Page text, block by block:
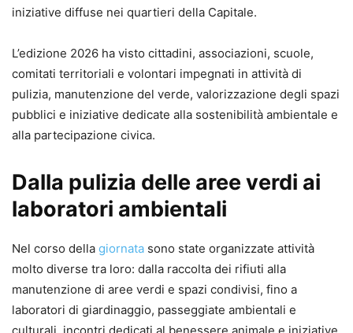
iniziative diffuse nei quartieri della Capitale.
L’edizione 2026 ha visto cittadini, associazioni, scuole,
comitati territoriali e volontari impegnati in attività di
pulizia, manutenzione del verde, valorizzazione degli spazi
pubblici e iniziative dedicate alla sostenibilità ambientale e
alla partecipazione civica.
Dalla pulizia delle aree verdi ai
laboratori ambientali
Nel corso della giornata sono state organizzate attività
molto diverse tra loro: dalla raccolta dei rifiuti alla
manutenzione di aree verdi e spazi condivisi, fino a
laboratori di giardinaggio, passeggiate ambientali e
culturali, incontri dedicati al benessere animale e iniziative